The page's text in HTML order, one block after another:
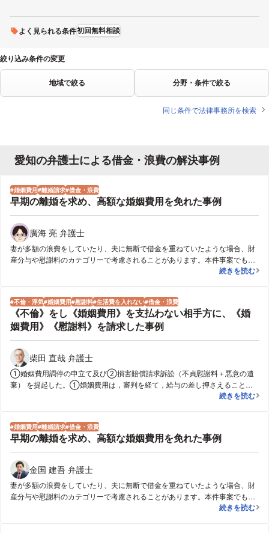
よく見られる条件初回無料相談
絞り込み条件の変更
地域で絞る 分野・条件で絞る
同じ条件で法律事務所を検索
愛知の弁護士による借金・浪費の解決事例
婚姻費用 離婚請求 借金・浪費
早期の離婚を求め、高額な婚姻費用を免れた事例
廣海 亮 弁護士
妻が多額の浪費をしていたり、夫に無断で借金を重ねていたような場合、財
産分与や慰謝料のカテゴリーで考慮されることがあります。本件事案でも、
その点を離婚調停や離婚裁判の手続の中で主張していくことが考えられまし
終的に財産分与や慰謝料の中で考慮させようとすると、長期にわたり、離婚
調停・裁判の手続を続けなければならないことが予想されました。そうする
と、夫は、離婚の結論が出るまでの間、高額の婚姻費用を支払い続けなけれ
ばならないため、下手をすれば、妻の浪費や借金を理由に財産分与や慰謝料
の点で夫に有利に働かせようとしていたにもかかわらず、婚姻費用の負担額
の方が遥かに大きくなってしまうという結論にもなりかねませんでした。そ
こで、夫から妻に対して、浪費や借金のことは不問に付し、むしろ、１年分
の婚姻費用相当額を解決金として支払うことを提示し、早期の離婚を求めま
した。そうしたところ、妻が、その提案に応じ無事離婚が成立しました。
早期の離婚を
続きを読む
不倫・浮気 婚姻費用 慰謝料 生活費を入れない 借金・浪費
《不倫》をし《婚姻費用》を支払わない相手方に、《婚
姻費用》《慰謝料》を請求した事例
柴田 直哉 弁護士
①婚姻費用調停の申立て及び②損害賠償請求訴訟（不貞慰謝料＋悪意の遺
棄） を提起した。①婚姻費用は，審判を経て，給与の差し押さえることで
生活を安定させ，②損害賠償は，総額５５０万円の判決を得た。 なお，夫
《不倫》をし
続きを読む
婚姻費用 離婚請求 借金・浪費
早期の離婚を求め、高額な婚姻費用を免れた事例
金国 建吾 弁護士
妻が多額の浪費をしていたり、夫に無断で借金を重ねていたような場合、財
産分与や慰謝料のカテゴリーで考慮されることがあります。本件事案でも、
その点を離婚調停や離婚裁判の手続の中で主張していくことが考えられまし
早期の離婚を
続きを読む